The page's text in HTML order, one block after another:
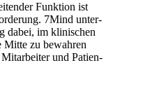
Funk­tion ist
7Mind unter­
dabei, im kli­ni­schen
Mitte zu bewah­ren
und Pati­en­